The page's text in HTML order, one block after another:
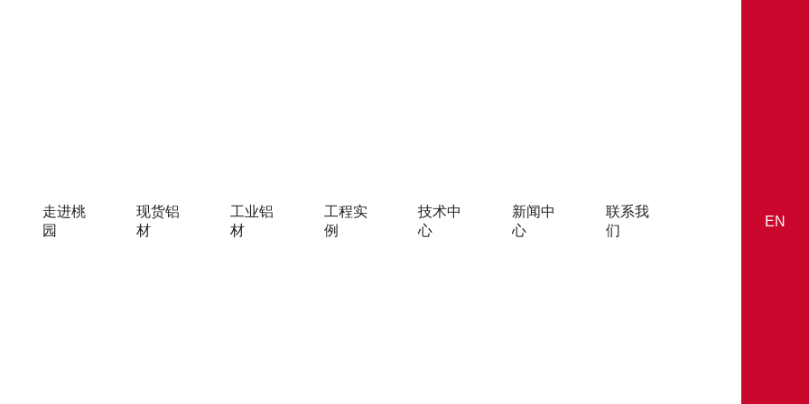
走进桃
园
现货铝
材
工业铝
材
工程实
例
技术中
心
新闻中
心
联系我
们
EN